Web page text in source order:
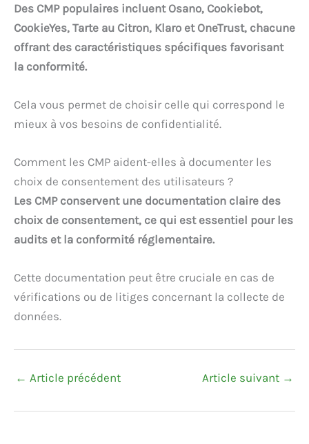
Des CMP populaires incluent Osano, Cookiebot,
CookieYes, Tarte au Citron, Klaro et OneTrust, chacune
offrant des caractéristiques spécifiques favorisant
la conformité.
Cela vous permet de choisir celle qui correspond le
mieux à vos besoins de confidentialité.
Comment les CMP aident-elles à documenter les
choix de consentement des utilisateurs ?
Les CMP conservent une documentation claire des
choix de consentement, ce qui est essentiel pour les
audits et la conformité réglementaire.
Cette documentation peut être cruciale en cas de
vérifications ou de litiges concernant la collecte de
données.
← Article précédent Article suivant →